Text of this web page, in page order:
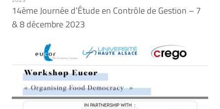
14ème Journée d’Étude en Contrôle de Gestion – 7
& 8 décembre 2023